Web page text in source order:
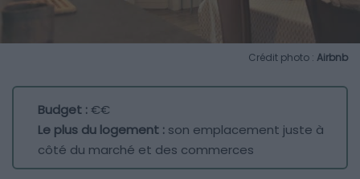
Crédit photo : Airbnb
Budget :€€
Le plus du logement : son emplacement juste à
côté du marché et des commerces